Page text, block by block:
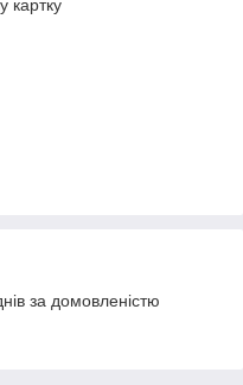
картку
за домовленістю